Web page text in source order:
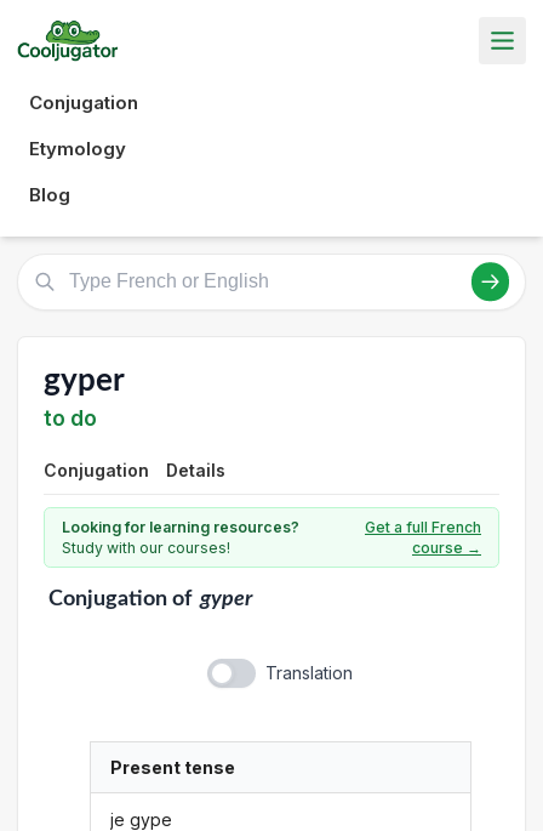
Conjugation
Etymology
Blog
gyper
to do
Conjugation Details
Looking for learning resources?
Study with our courses!
Get a full French
course →
Conjugationof gyper
Translation
Present tense
je gype